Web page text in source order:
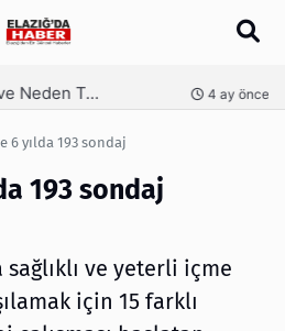
Kaş Laminasyonu Nedir ve Neden Tercih Edilir? 4 ay önce
6 yılda 193 sondaj
193 sondaj
ve yeterli içme
için 15 farklı